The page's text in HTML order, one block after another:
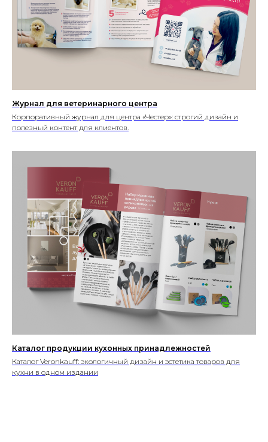
Журнал для ветеринарного центра
Корпоративный журнал для центра «Честер»: строгий дизайн и
полезный контент для клиентов.
Каталог продукции кухонных принадлежностей
Каталог Veronkauff: экологичный дизайн и эстетика товаров для
кухни в одном издании